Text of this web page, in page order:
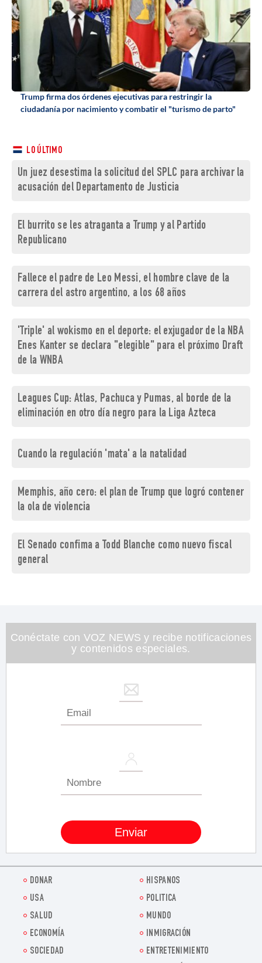
Trump firma dos órdenes ejecutivas para restringir la
ciudadanía por nacimiento y combatir el "turismo de parto"
LO ÚLTIMO
Un juez desestima la solicitud del SPLC para archivar la
acusación del Departamento de Justicia
El burrito se les atraganta a Trump y al Partido
Republicano
Fallece el padre de Leo Messi, el hombre clave de la
carrera del astro argentino, a los 68 años
'Triple' al wokismo en el deporte: el exjugador de la NBA
Enes Kanter se declara "elegible" para el próximo Draft
de la WNBA
Leagues Cup: Atlas, Pachuca y Pumas, al borde de la
eliminación en otro día negro para la Liga Azteca
Cuando la regulación 'mata' a la natalidad
Memphis, año cero: el plan de Trump que logró contener
la ola de violencia
El Senado confima a Todd Blanche como nuevo fiscal
general
Conéctate con VOZ NEWS y recibe notificaciones
y contenidos especiales.
DONAR
HISPANOS
USA
POLITICA
SALUD
MUNDO
ECONOMÍA
INMIGRACIÓN
SOCIEDAD
ENTRETENIMIENTO